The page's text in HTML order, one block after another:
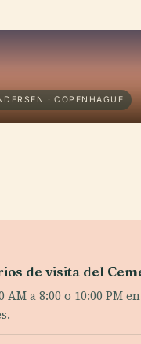
· COPENHAGUE
de visita del
AM a 8:00 o 10:00